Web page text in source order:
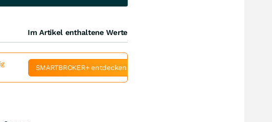
Im Artikel enthaltene Werte
SMARTBROKER+ entdecken